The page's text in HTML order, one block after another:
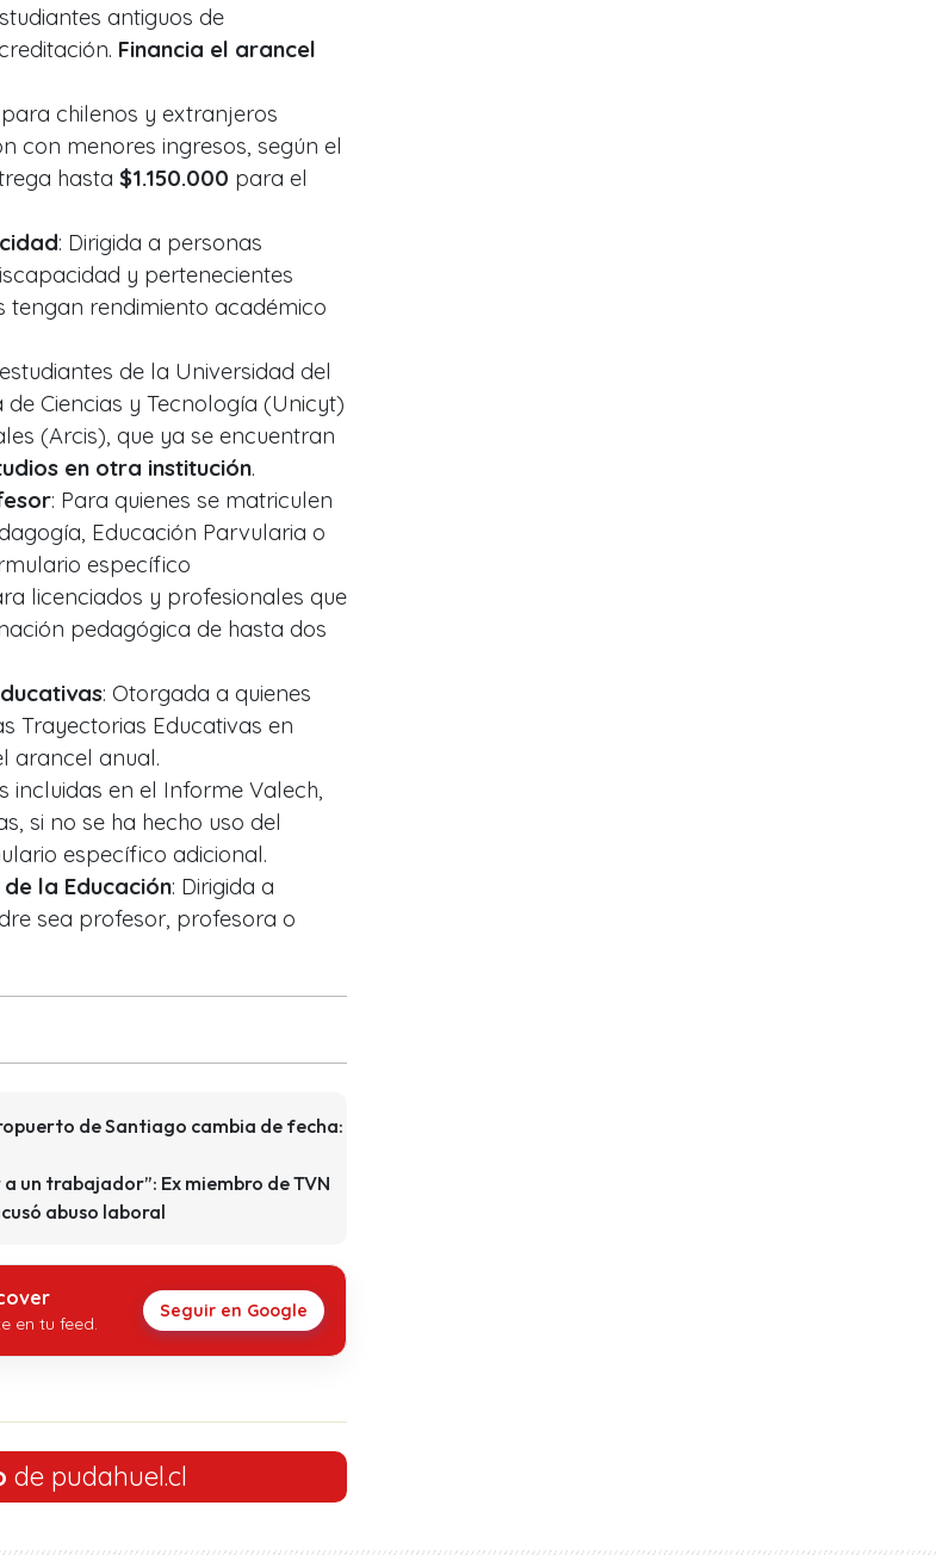
antiguos de
Financia el arancel
chilenos y extranjeros
con menores ingresos, según el
hasta $1.150.000 para el
: Dirigida a personas
y pertenecientes
tengan rendimiento académico
de la Universidad del
Ciencias y Tecnología (Unicyt)
(Arcis), que ya se encuentran
en otra institución.
: Para quienes se matriculen
Educación Parvularia o
específico
licenciados y profesionales que
pedagógica de hasta dos
: Otorgada a quienes
Trayectorias Educativas en
arancel anual.
incluidas en el Informe Valech,
si no se ha hecho uso del
específico adicional.
la Educación: Dirigida a
sea profesor, profesora o
de Santiago cambia de fecha:
un trabajador”: Ex miembro de TVN
abuso laboral
en tu feed.
Seguir en Google
de pudahuel.cl